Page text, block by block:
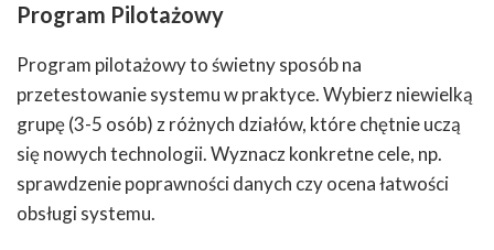
Program Pilotażowy
Program pilotażowy to świetny sposób na
przetestowanie systemu w praktyce. Wybierz niewielką
grupę (3-5 osób) z różnych działów, które chętnie uczą
się nowych technologii. Wyznacz konkretne cele, np.
sprawdzenie poprawności danych czy ocena łatwości
obsługi systemu.